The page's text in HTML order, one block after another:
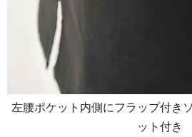
左腰ポケット内側にフラップ付き
ット付き